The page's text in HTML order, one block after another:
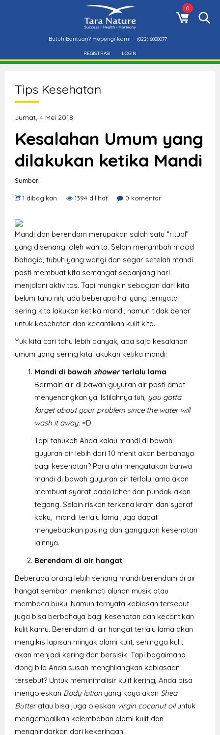
0
Butuh Bantuan? Hubungi kami (022) 6000077
REGISTRASI LOGIN
Tips Kesehatan
Jumat, 4 Mei 2018
Kesalahan Umum yang
dilakukan ketika Mandi
Sumber :
1 dibagikan 1394 dilihat 0 komentar
Mandi dan berendam merupakan salah satu “ritual”
yang disenangi oleh wanita. Selain menambah mood
bahagia, tubuh yang wangi dan segar setelah mandi
pasti membuat kita semangat sepanjang hari
menjalani aktivitas. Tapi mungkin sebagian dari kita
belum tahu nih, ada beberapa hal yang ternyata
sering kita lakukan ketika mandi, namun tidak benar
untuk kesehatan dan kecantikan kulit kita.
Yuk kita cari tahu lebih banyak, apa saja kesalahan
umum yang sering kita lakukan ketika mandi:
Mandi di bawah showerterlalu lama
Bermain air di bawah guyuran air pasti amat
menyenangkan ya. Istilahnya tuh, you gotta
forget about your problem since the water will
wash it away. =D
Tapi tahukah Anda kalau mandi di bawah
guyuran air lebih dari 10 menit akan berbahaya
bagi kesehatan? Para ahli mengatakan bahwa
mandi di bawah guyuran air terlalu lama akan
membuat syaraf pada leher dan pundak akan
tegang. Selain riskan terkena kram dan syaraf
kaku, mandi terlalu lama juga dapat
menyebabkan pusing dan gangguan kesehatan
lainnya.
Berendam di air hangat
Beberapa orang lebih senang mandi berendam di air
hangat sembari menikmati alunan musik atau
membaca buku. Namun ternyata kebiasan tersebut
juga bisa berbahaya bagi kesehatan dan kecantikan
kulit kamu. Berendam di air hangat terlalu lama akan
mengikis lapisan minyak alami kulit, sehingga kulit
akan menjadi kering dan bersisik. Tapi bagaimana
dong bila Anda susah menghilangkan kebiasaan
tersebut? Untuk meminimalisir kulit kering, Anda bisa
mengoleskan Body lotion yang kaya akan Shea
Butteratau bisa juga oleskan virgin coconut oiluntuk
mengembalikan kelembaban alami kulit dan
menghindarkan dari kekeringan.